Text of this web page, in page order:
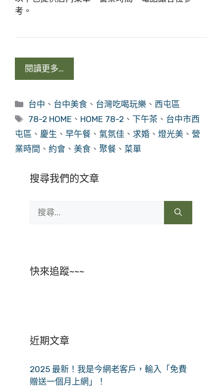
考。
閱讀更多…
分
類
台中 、 台中美食 、 台灣吃喝玩樂 、 西屯區
標
籤
78-2 HOME 、 HOME 78-2 、 下午茶 、 台中市西
屯區 、 慶生 、 早午餐 、 氣氛佳 、 求婚 、 燈光美 、 營
業時間 、 約會 、 美食 、 聚餐 、 菜單
搜尋我們的文章
尋:
快來追蹤~~~
近期文章
2025 最新！我是今網老客戶，輸入「免費
贈送一個月上網」！